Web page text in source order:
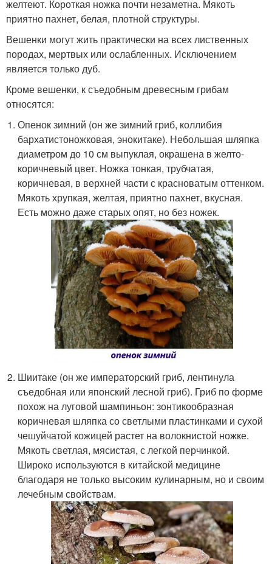
желтеют. Короткая ножка почти незаметна. Мякоть
приятно пахнет, белая, плотной структуры.
Вешенки могут жить практически на всех лиственных
породах, мертвых или ослабленных. Исключением
является только дуб.
Кроме вешенки, к съедобным древесным грибам
относятся:
Опенок зимний (он же зимний гриб, коллибия
бархатистоножковая, энокитаке). Небольшая шляпка
диаметром до 10 см выпуклая, окрашена в желто-
коричневый цвет. Ножка тонкая, трубчатая,
коричневая, в верхней части с красноватым оттенком.
Мякоть хрупкая, желтая, приятно пахнет, вкусная.
Есть можно даже старых опят, но без ножек.
Шиитаке (он же императорский гриб, лентинула
съедобная или японский лесной гриб). Гриб по форме
похож на луговой шампиньон: зонтикообразная
коричневая шляпка со светлыми пластинками и сухой
чешуйчатой кожицей растет на волокнистой ножке.
Мякоть светлая, мясистая, с легкой перчинкой.
Широко используются в китайской медицине
благодаря не только высоким кулинарным, но и своим
лечебным свойствам.